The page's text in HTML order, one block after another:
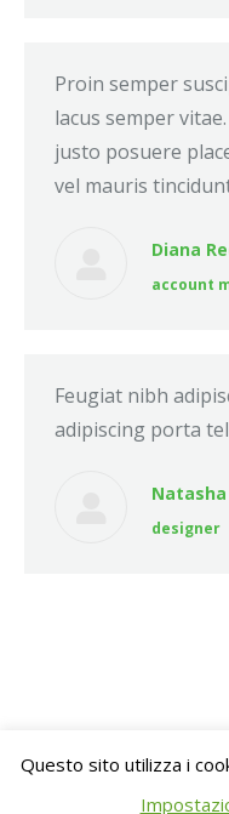
Proin semper
lacus semper
justo posuere
vel mauris
Diana
account
Feugiat nibh
adipiscing porta
Natasha
designer
Questo sito utilizza i